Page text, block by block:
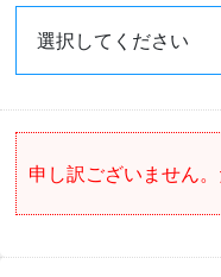
申し訳ございません